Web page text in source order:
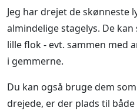
Jeg har drejet de skønneste
almindelige stagelys. De
lille flok - evt. sammen med
i gemmerne.
Du kan også bruge dem
drejede, er der plads til